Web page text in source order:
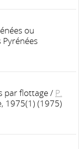
ou
par flottage/ P.
1975(1) (1975)